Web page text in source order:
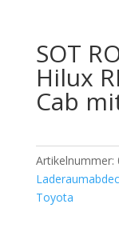
SOT
Hilux
Cab
Artikelnummer:
Toyota